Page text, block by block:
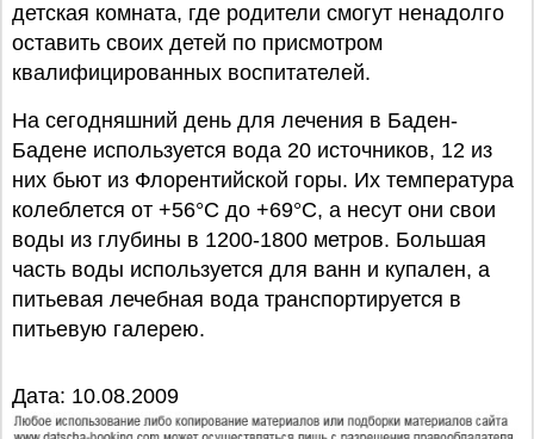
детская комната, где родители смогут ненадолго
оставить своих детей по присмотром
квалифицированных воспитателей.
На сегодняшний день для лечения в Баден-
Бадене используется вода 20 источников, 12 из
них бьют из Флорентийской горы. Их температура
колеблется от +56°C до +69°C, а несут они свои
воды из глубины в 1200-1800 метров. Большая
часть воды используется для ванн и купален, а
питьевая лечебная вода транспортируется в
питьевую галерею.
Дата: 10.08.2009